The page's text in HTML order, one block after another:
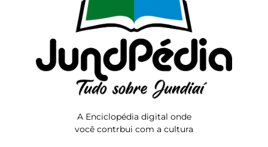
A Enciclopédia digital onde
você contrbui com a cultura